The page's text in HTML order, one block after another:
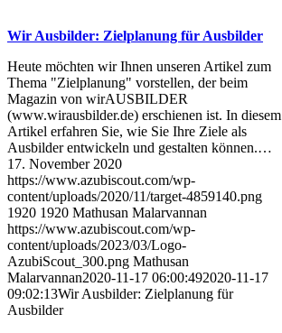
Wir Ausbilder: Zielplanung für Ausbilder
Heute möchten wir Ihnen unseren Artikel zum
Thema "Zielplanung" vorstellen, der beim
Magazin von wirAUSBILDER
(www.wirausbilder.de) erschienen ist. In diesem
Artikel erfahren Sie, wie Sie Ihre Ziele als
Ausbilder entwickeln und gestalten können.…
17. November 2020
https://www.azubiscout.com/wp-
content/uploads/2020/11/target-4859140.png
1920 1920 Mathusan Malarvannan
https://www.azubiscout.com/wp-
content/uploads/2023/03/Logo-
AzubiScout_300.png Mathusan
Malarvannan2020-11-17 06:00:492020-11-17
09:02:13Wir Ausbilder: Zielplanung für
Ausbilder